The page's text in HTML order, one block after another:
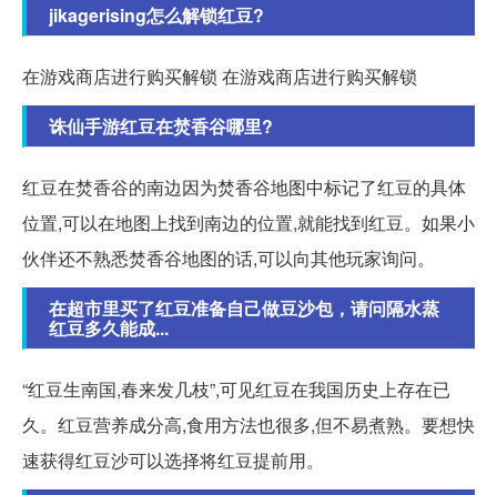
jikagerising怎么解锁红豆?
在游戏商店进行购买解锁 在游戏商店进行购买解锁
诛仙手游红豆在焚香谷哪里?
红豆在焚香谷的南边因为焚香谷地图中标记了红豆的具体
位置,可以在地图上找到南边的位置,就能找到红豆。如果小
伙伴还不熟悉焚香谷地图的话,可以向其他玩家询问。
在超市里买了红豆准备自己做豆沙包，请问隔水蒸
红豆多久能成...
“红豆生南国,春来发几枝”,可见红豆在我国历史上存在已
久。红豆营养成分高,食用方法也很多,但不易煮熟。要想快
速获得红豆沙可以选择将红豆提前用。